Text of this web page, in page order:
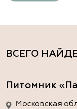
ВСЕГО
Питомник
Московская